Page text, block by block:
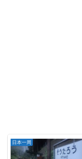
日本一周